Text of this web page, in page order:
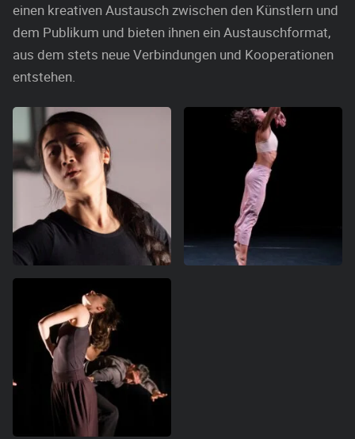
einen kreativen Austausch zwischen den Künstlern und
dem Publikum und bieten ihnen ein Austauschformat,
aus dem stets neue Verbindungen und Kooperationen
entstehen.